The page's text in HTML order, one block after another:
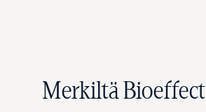
Merkiltä Bioeffect